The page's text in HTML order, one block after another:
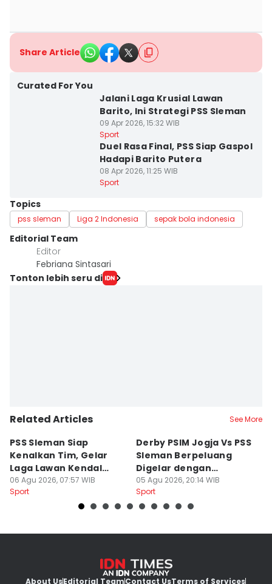
Share Article
Curated For You
Jalani Laga Krusial Lawan
Barito, Ini Strategi PSS Sleman
09 Apr 2026, 15:32 WIB
Sport
Duel Rasa Final, PSS Siap Gaspol
Hadapi Barito Putera
08 Apr 2026, 11:25 WIB
Sport
Topics
pss sleman Liga 2 Indonesia sepak bola indonesia
Editorial Team
Editor
Febriana Sintasari
Tonton lebih seru di
Related Articles See More
PSS Sleman Siap
Kenalkan Tim, Gelar
Laga Lawan Kendal
Tornado FC
06 Agu 2026, 07:57 WIB
Sport
Derby PSIM Jogja Vs PSS
Sleman Berpeluang
Digelar dengan
Penonton
05 Agu 2026, 20:14 WIB
Sport
About UsEditorial TeamContact UsTerms of Services